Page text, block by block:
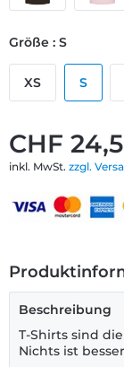
CHF
inkl. MwSt. zzgl.
Größe : S
XS S
Beschreibung
T-Shirts sind
Nichts ist